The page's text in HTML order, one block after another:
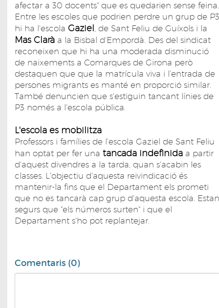
afectar a 30 docents" que es quedarien sense feina.
Entre les escoles que podrien perdre un grup de P3
hi ha l'escola Gaziel , de Sant Feliu de Guíxols i la
Mas Clarà a la Bisbal d'Empordà. Des del sindicat
reconeixen que hi ha una moderada disminució
de naixements a Comarques de Girona però
destaquen que que la matrícula viva i l’entrada de
persones migrants es manté en proporció similar.
També denuncien que s'estiguin tancant línies de
P3 només a l'escola pública.
L'escola es mobilitza
Professors i famílies de l'escola Gaziel de Sant Feliu
han optat per fer una tancada indefinida a partir
d'aquest divendres a la tarda, quan s'acabin les
classes. L'objectiu d'aquesta reivindicació és
mantenir-la fins que el Departament els prometi
que no es tancarà cap grup d'aquesta escola. Estan
segurs que "els números surten" i que el
Departament s'ho pot replantejar.
Comentaris (0)